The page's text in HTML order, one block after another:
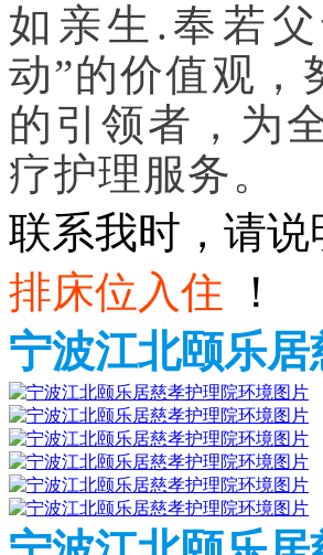
如亲生.奉若
动”的价值观，
的引领者，为
疗护理服务。
联系我时，请说
排床位入住 ！
宁波江北颐乐